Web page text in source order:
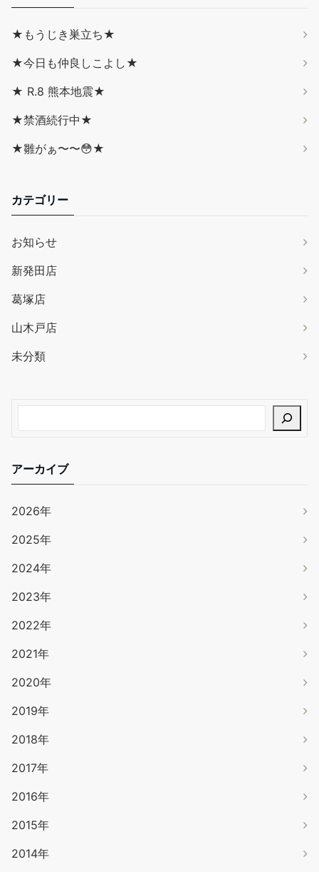
★もうじき巣立ち★
★今日も仲良しこよし★
★ R.8 熊本地震★
★禁酒続行中★
★雛がぁ〜〜😳★
カテゴリー
お知らせ
新発田店
葛塚店
山木戸店
未分類
アーカイブ
2026年
2025年
2024年
2023年
2022年
2021年
2020年
2019年
2018年
2017年
2016年
2015年
2014年